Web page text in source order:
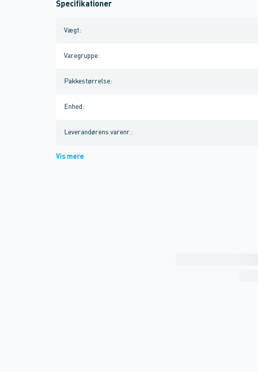
Specifikationer
Vægt:
Varegruppe:
Pakkestørrelse:
Enhed :
Leverandørens varenr. :
Vis mere